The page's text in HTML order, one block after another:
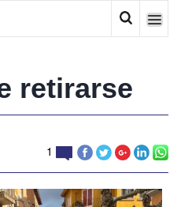
retirarse
1